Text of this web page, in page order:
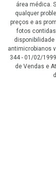
área médica.
qualquer
preços e as
fotos
antimicrobianos
344 - 01/02/
de Vendas e